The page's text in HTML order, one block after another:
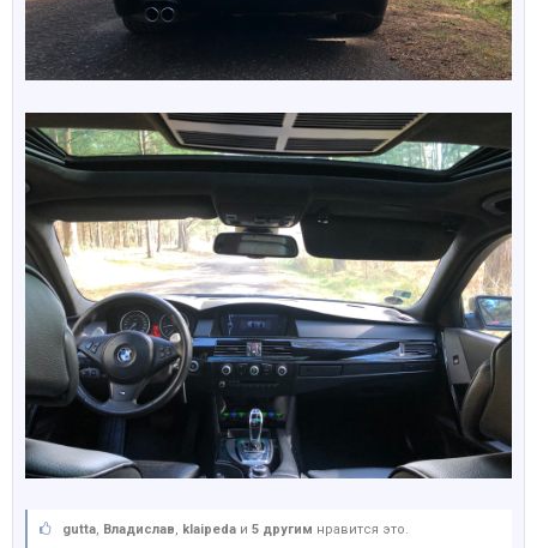
gutta, Владислав, klaipeda и 5 другим нравится это.